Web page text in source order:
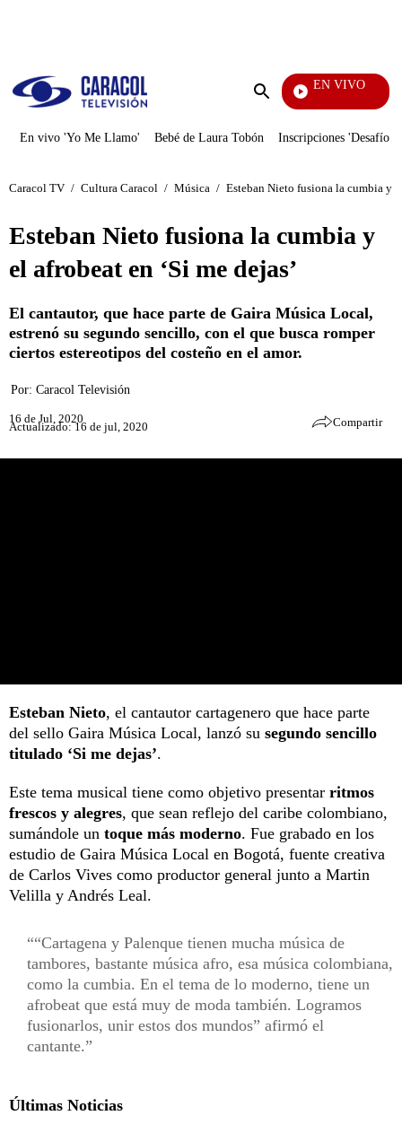
Enviar
EN VIVO
En vivo 'Yo Me Llamo' Bebé de Laura Tobón Inscripciones 'Desafío'
Caracol TV / Cultura Caracol / Música / Esteban Nieto fusiona la cumbia y
Esteban Nieto fusiona la cumbia y
el afrobeat en ‘Si me dejas’
El cantautor, que hace parte de Gaira Música Local,
estrenó su segundo sencillo, con el que busca romper
ciertos estereotipos del costeño en el amor.
Por: Caracol Televisión
16 de Jul, 2020
Actualizado: 16 de jul, 2020 Compartir
Esteban Nieto, el cantautor cartagenero que hace parte
del sello Gaira Música Local, lanzó su segundo sencillo
titulado ‘Si me dejas’.
Este tema musical tiene como objetivo presentar ritmos
frescos y alegres, que sean reflejo del caribe colombiano,
sumándole un toque más moderno. Fue grabado en los
estudio de Gaira Música Local en Bogotá, fuente creativa
de Carlos Vives como productor general junto a Martin
Velilla y Andrés Leal.
“Cartagena y Palenque tienen mucha música de
tambores, bastante música afro, esa música colombiana,
como la cumbia. En el tema de lo moderno, tiene un
afrobeat que está muy de moda también. Logramos
fusionarlos, unir estos dos mundos” afirmó el
cantante.
Últimas Noticias